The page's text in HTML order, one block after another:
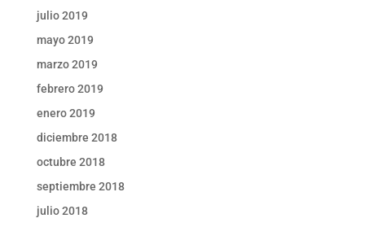
julio 2019
mayo 2019
marzo 2019
febrero 2019
enero 2019
diciembre 2018
octubre 2018
septiembre 2018
julio 2018